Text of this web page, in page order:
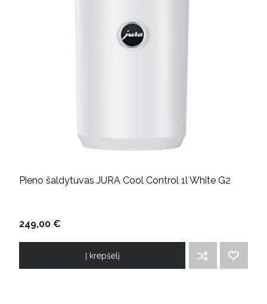
Pieno šaldytuvas JURA Cool Control 1l White G2
249,00 €
Į krepšelį